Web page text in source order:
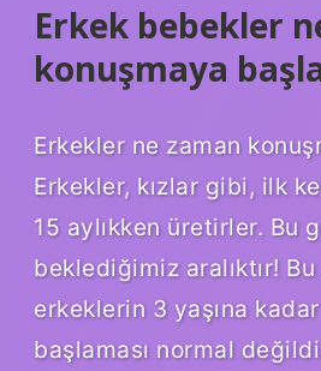
Erkek bebekler
konuşmaya
Erkekler ne zaman
Erkekler, kızlar gibi, ilk
15 aylıkken üretirler. Bu
beklediğimiz aralıktır!
erkeklerin 3 yaşına
başlaması normal